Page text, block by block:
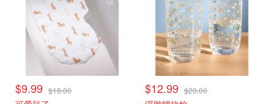
$9.99 $18.00 $12.99 $20.00